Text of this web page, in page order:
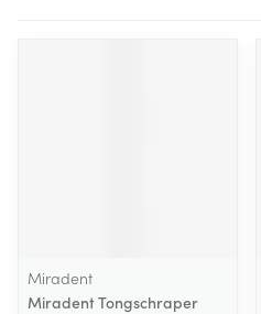
Miradent
Miradent Tongschraper